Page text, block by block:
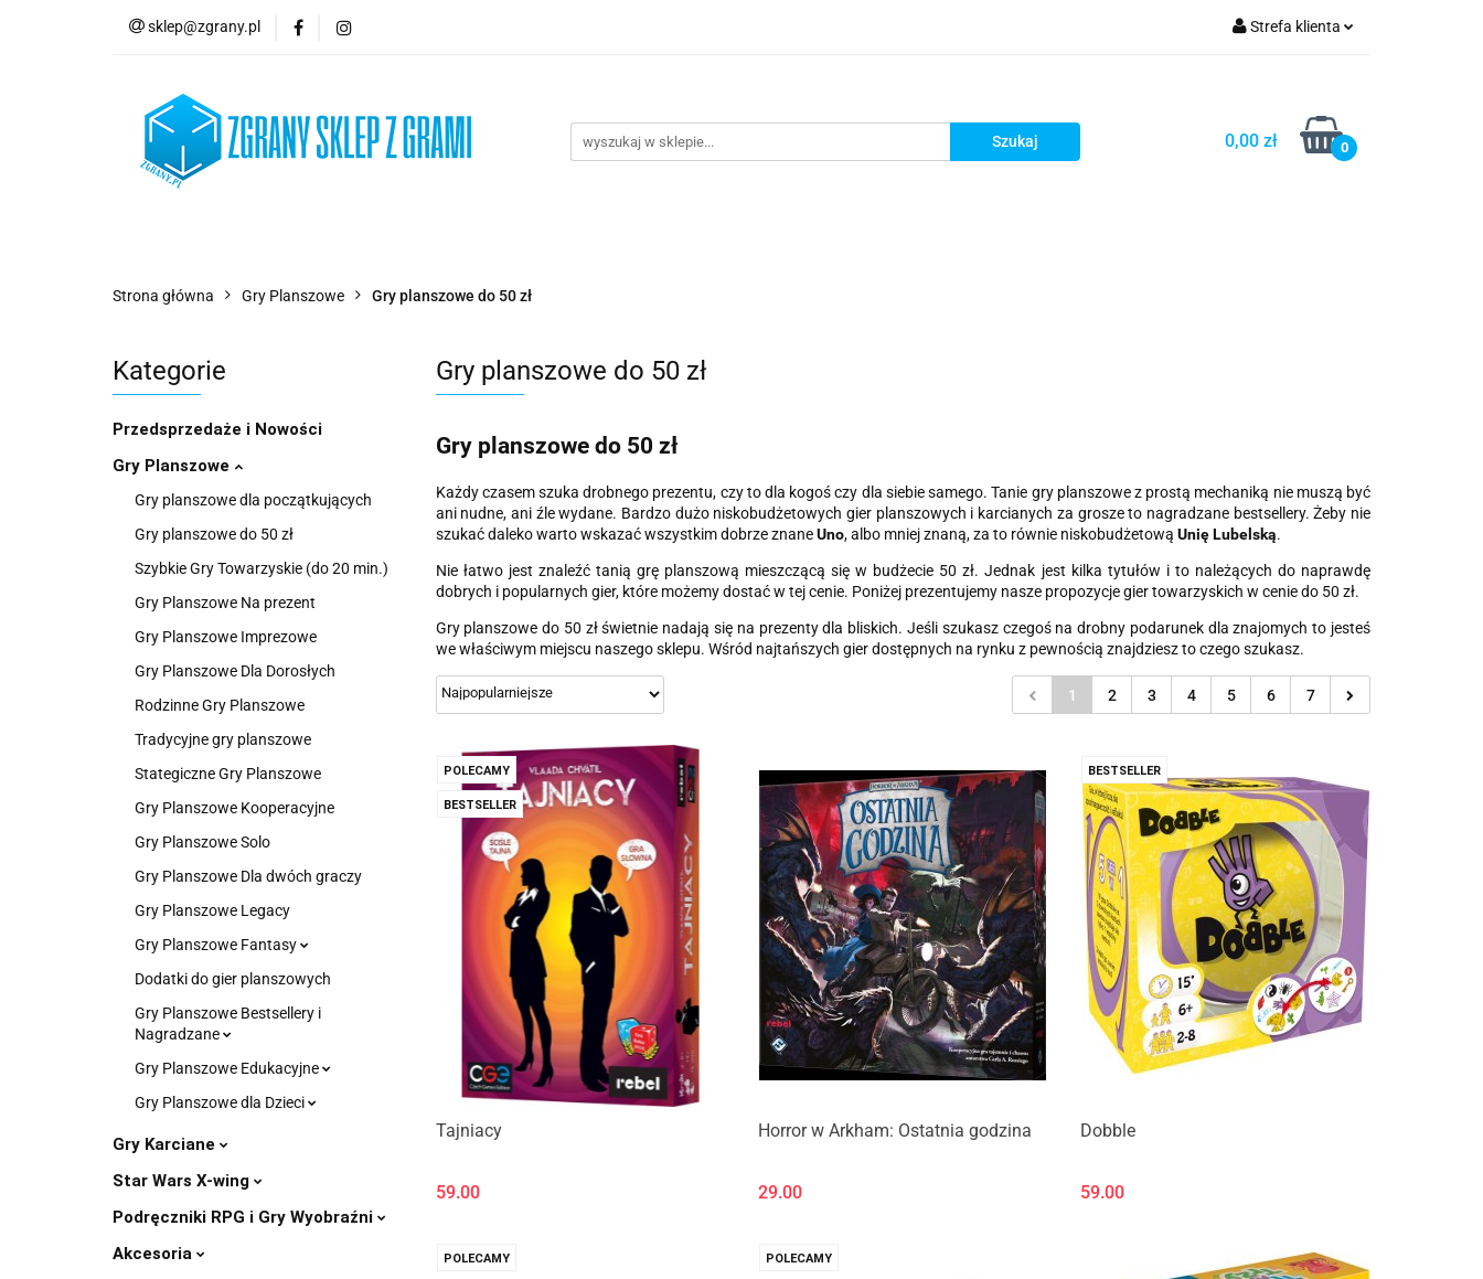
sklep@zgrany.pl Strefa klienta
Zarejestruj się
Dodaj zgłoszenie
0,00 zł 0
Nowości
Brydż, Poker i Karty do Gry
Strona główna Gry Planszowe Gry planszowe do 50 zł
Kategorie
Przedsprzedaże i Nowości
Gry Planszowe
Gry planszowe dla początkujących
Gry planszowe do 50 zł
Szybkie Gry Towarzyskie (do 20 min.)
Gry Planszowe Na prezent
Gry Planszowe Imprezowe
Gry Planszowe Dla Dorosłych
Rodzinne Gry Planszowe
Tradycyjne gry planszowe
Stategiczne Gry Planszowe
Gry Planszowe Kooperacyjne
Gry Planszowe Solo
Gry Planszowe Dla dwóch graczy
Gry Planszowe Legacy
Gry Planszowe Fantasy
Dodatki do gier planszowych
Gry Planszowe Bestsellery i
Nagradzane
Gry Planszowe Edukacyjne
Gry Planszowe dla Dzieci
Gry Karciane
Star Wars X-wing
Podręczniki RPG i Gry Wyobraźni
Akcesoria
Gry planszowe do 50 zł
Gry planszowe do 50 zł
Każdy czasem szuka drobnego prezentu, czy to dla kogoś czy dla siebie samego. Tanie gry planszowe z prostą mechaniką nie muszą być
ani nudne, ani źle wydane. Bardzo dużo niskobudżetowych gier planszowych i karcianych za grosze to nagradzane bestsellery. Żeby nie
szukać daleko warto wskazać wszystkim dobrze znaneUno, albo mniej znaną, za to równie niskobudżetową Unię Lubelską.
Nie łatwo jest znaleźć tanią grę planszową mieszczącą się w budżecie 50 zł. Jednak jest kilka tytułów i to należących do naprawdę
dobrych i popularnych gier, które możemy dostać w tej cenie. Poniżej prezentujemy nasze propozycje gier towarzyskich w cenie do 50 zł.
Gry planszowe do 50 zł świetnie nadają się na prezenty dla bliskich. Jeśli szukasz czegoś na drobny podarunek dla znajomych to jesteś
we właściwym miejscu naszego sklepu. Wśród najtańszych gier dostępnych na rynku z pewnością znajdziesz to czego szukasz.
1 2 3 4 5 6 7
POLECAMY
BESTSELLER
Tajniacy
59.00
Horror w Arkham: Ostatnia godzina
29.00
BESTSELLER
Dobble
59.00
POLECAMY POLECAMY